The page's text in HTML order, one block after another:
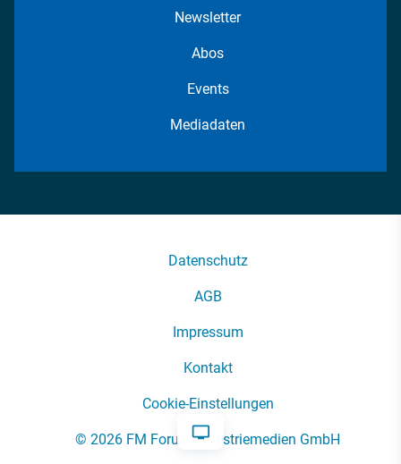
Newsletter
Abos
Events
Mediadaten
Datenschutz
AGB
Impressum
Kontakt
Cookie-Einstellungen
© 2026 FM Forum Industriemedien GmbH